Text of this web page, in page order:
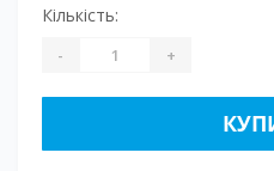
Кількість:
- +